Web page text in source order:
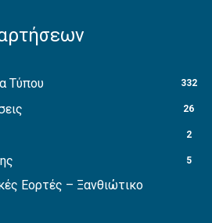
Τύπου 332
26
2
5
Εορτές – Ξανθιώτικο